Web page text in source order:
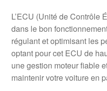
Panier
Plainte
Politique de confidentialité
L’ECU (Unité de Contrôle
dans le bon
régulant et optimisant les
optant pour cet ECU de
une gestion moteur fiable
maintenir votre voiture en